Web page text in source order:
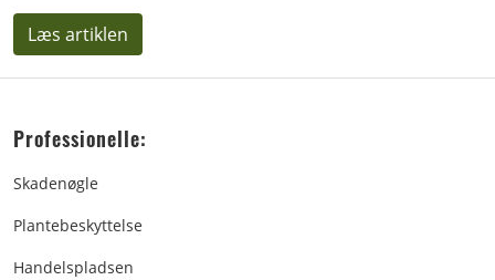
Læs artiklen
Professionelle:
Skadenøgle
Plantebeskyttelse
Handelspladsen